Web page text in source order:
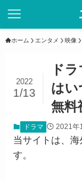
ホーム エンタメ 映像
ド
はい
無料
2022
1/13
ドラマ 2021年
当サイトは、
す。